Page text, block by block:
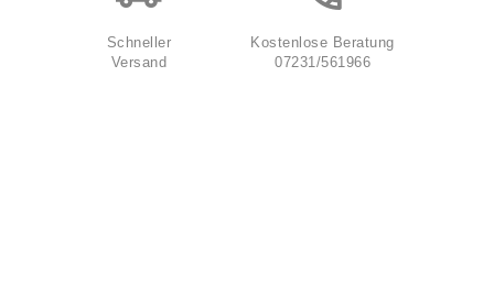
Schneller
Versand
Kostenlose Beratung
07231/561966